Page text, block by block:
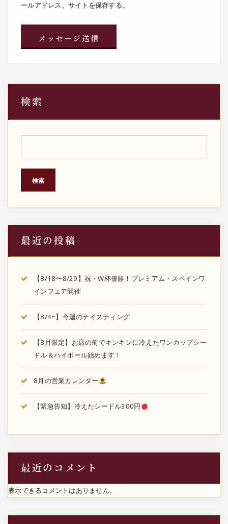
ールアドレス、サイトを保存する。
検索
検索
最近の投稿
【8/18〜8/29】祝・W杯優勝！プレミアム・スペインワ
インフェア開催
【8/4~】今週のテイスティング
【8月限定】お店の前でキンキンに冷えたワンカップシー
ドル＆ハイボール始めます！
8月の営業カレンダー
【緊急告知】冷えたシードル300円
最近のコメント
表示できるコメントはありません。